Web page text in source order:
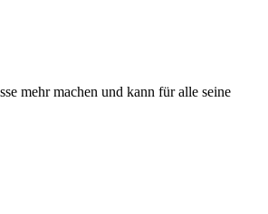
mehr machen und kann für alle seine